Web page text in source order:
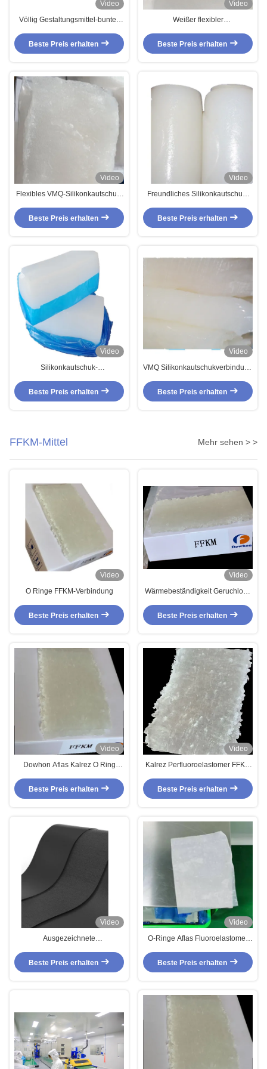
Video
Völlig Gestaltungsmittel-buntes
Silikonkautschuk-VMQ
Beste Preis erhalten
Video
Weißer flexibler
hoher Dichte O Ring Raw
Material VMQ-Mittel-MVQ
Beste Preis erhalten
Video
Flexibles VMQ-Silikonkautschuk-
beständiges verwendet auf den
Beste Preis erhalten
Video
Freundliches Silikonkautschuk-
Eco
Beste Preis erhalten
Video
Silikonkautschuk-
Widerstand Soem-ODM IATF
Beste Preis erhalten
Video
VMQ Silikonkautschukverbindung
20 Kompressionsset
Beste Preis erhalten
FFKM-Mittel Mehr sehen > >
Video
O Ringe FFKM-Verbindung
Beste Preis erhalten
Video
Wärmebeständigkeit Geruchlose
Perfluorelastomer Verbund O-
Ringe
Beste Preis erhalten
Video
Dowhon Aflas Kalrez O Ring
für O Ringe Ffkm O Ringe
Hochtemperatur
Beste Preis erhalten
Video
Kalrez Perfluoroelastomer FFKM
Chemikalienbeständigkeit
Dowhon Aflas 300s zusammen
Beste Preis erhalten
Video
Ausgezeichnete
Beste Preis erhalten
Video
O-Ringe Aflas Fluoroelastomer
Beste Preis erhalten